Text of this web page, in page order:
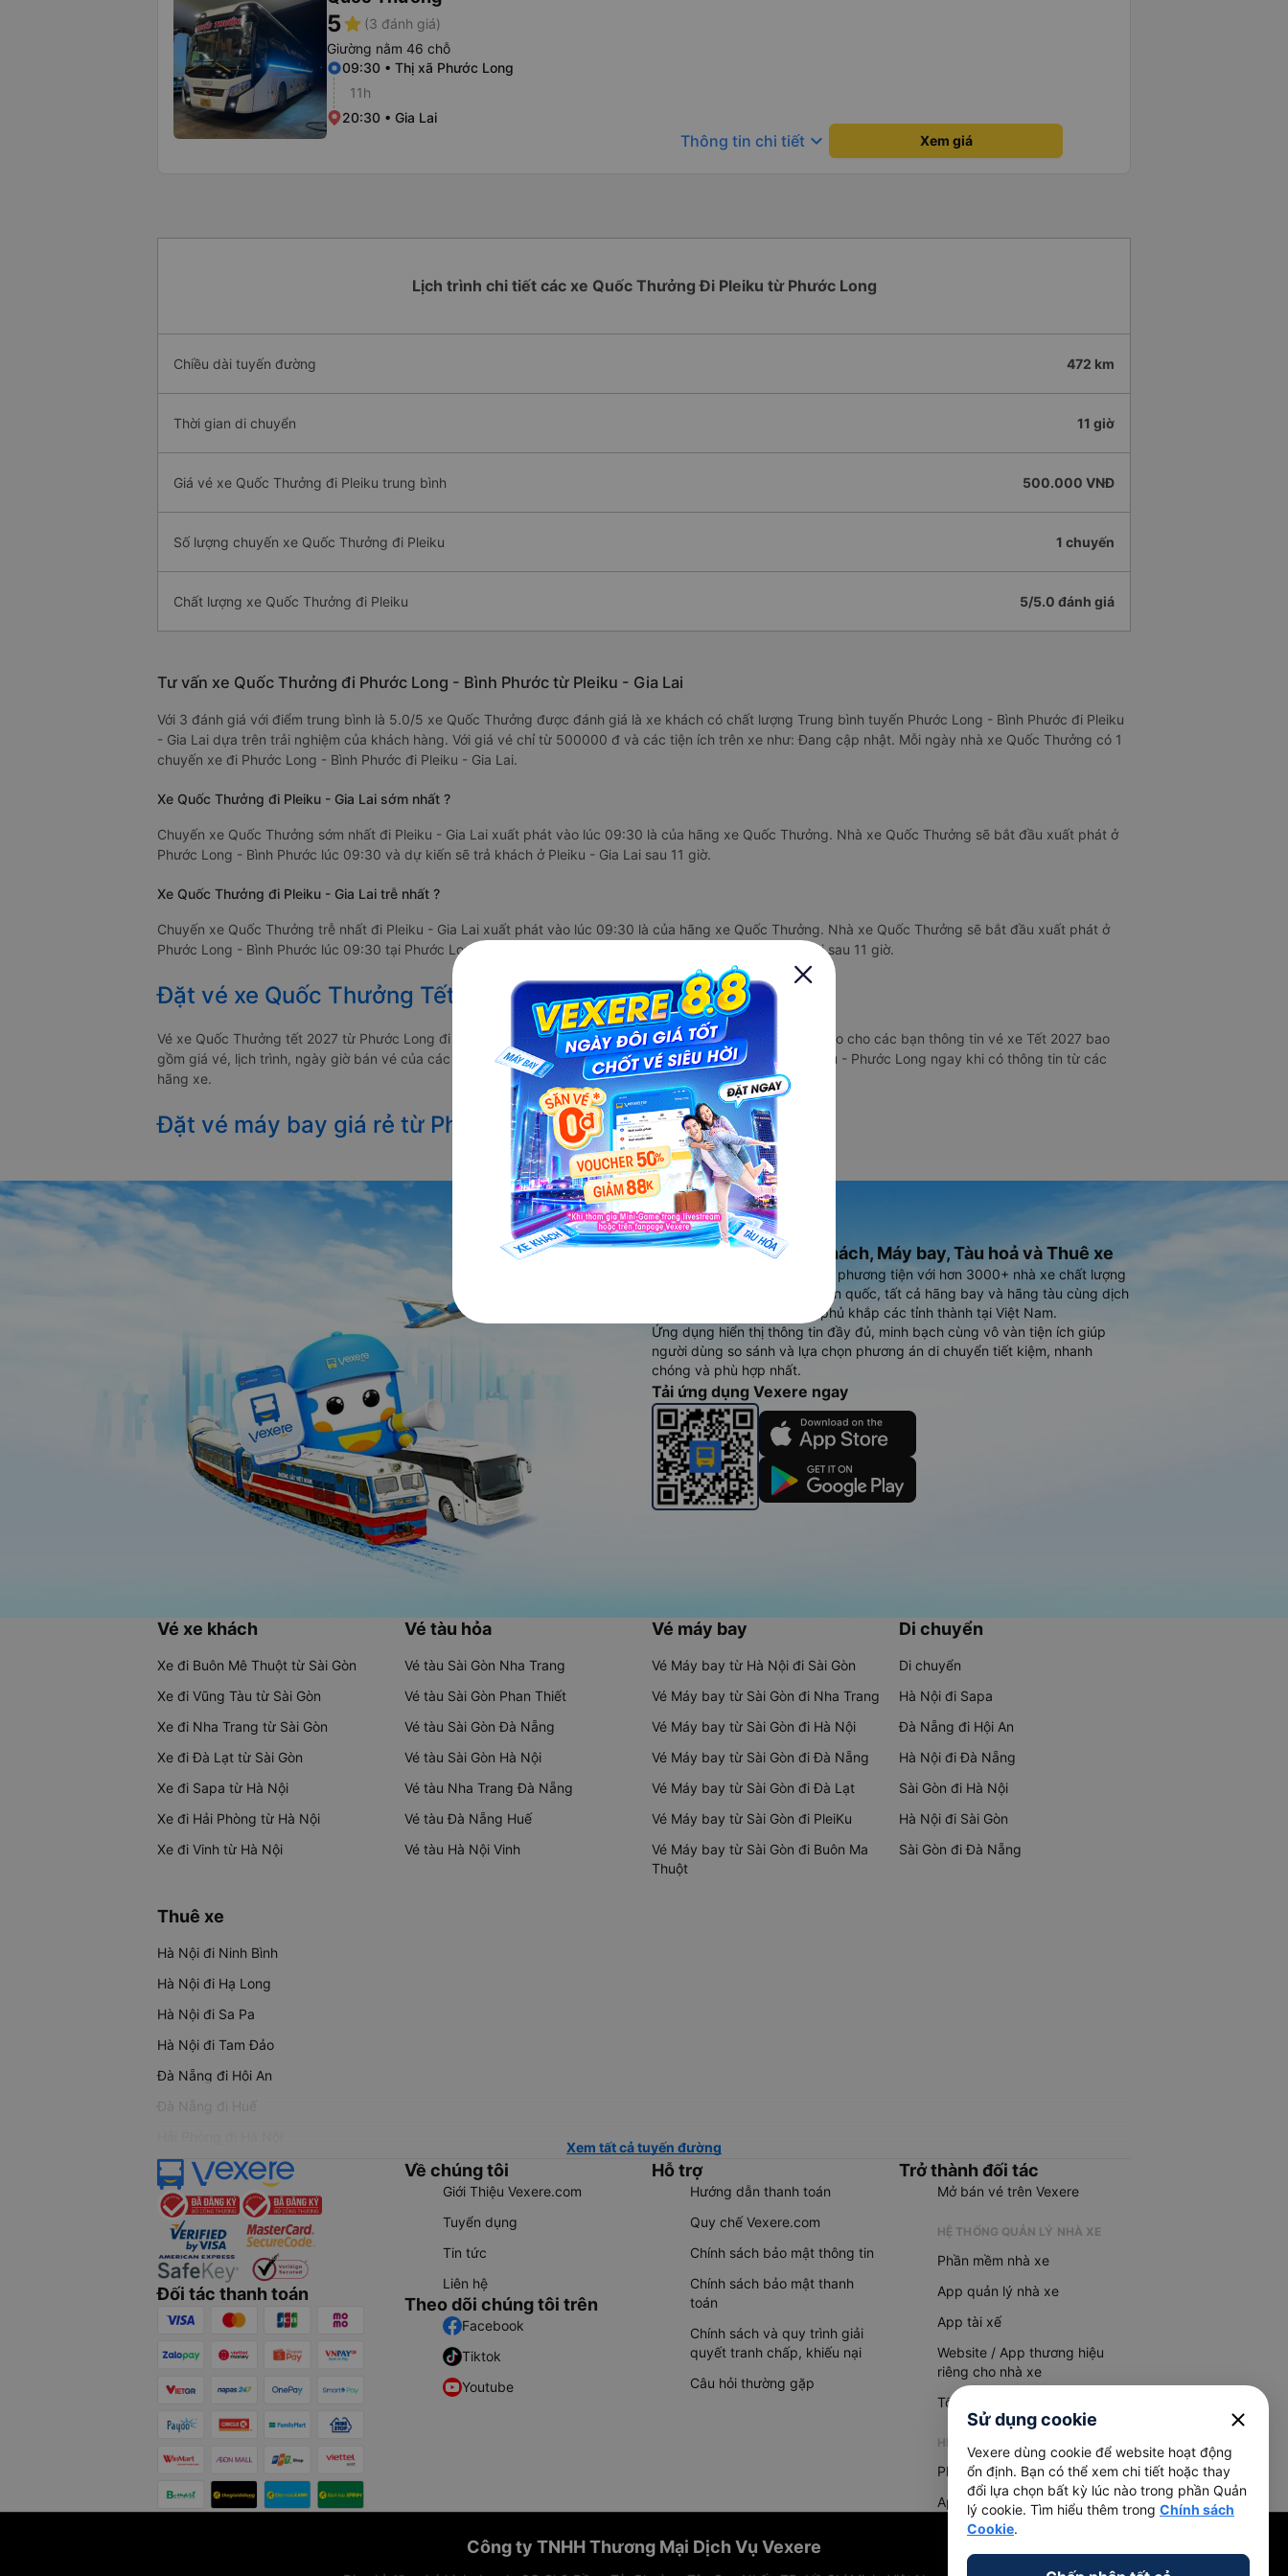
5star (3 đánh giá)
Giường nằm 46 chỗ
09:30 • Thị xã Phước Long
11h
20:30 • Gia Lai
Thông tin chi tiết keyboard_arrow_down Xem giá
Lịch trình chi tiết các xe Quốc Thưởng Đi Pleiku từ Phước Long
Chiều dài tuyến đường 472 km
Thời gian di chuyển 11 giờ
Giá vé xe Quốc Thưởng đi Pleiku trung bình 500.000 VNĐ
Số lượng chuyến xe Quốc Thưởng đi Pleiku 1 chuyến
Chất lượng xe Quốc Thưởng đi Pleiku 5/5.0 đánh giá
Tư vấn xe Quốc Thưởng đi Phước Long - Bình Phước từ Pleiku - Gia Lai
Với 3 đánh giá với điểm trung bình là 5.0/5 xe Quốc Thưởng được đánh giá là xe khách có chất lượng Trung bình tuyến Phước Long - Bình Phước đi Pleiku
- Gia Lai dựa trên trải nghiệm của khách hàng. Với giá vé chỉ từ 500000 đ và các tiện ích trên xe như: Đang cập nhật. Mỗi ngày nhà xe Quốc Thưởng có 1
chuyến xe đi Phước Long - Bình Phước đi Pleiku - Gia Lai.
Xe Quốc Thưởng đi Pleiku - Gia Lai sớm nhất ?
Chuyến xe Quốc Thưởng sớm nhất đi Pleiku - Gia Lai xuất phát vào lúc 09:30 là của hãng xe Quốc Thưởng. Nhà xe Quốc Thưởng sẽ bắt đầu xuất phát ở
Phước Long - Bình Phước lúc 09:30 và dự kiến sẽ trả khách ở Pleiku - Gia Lai sau 11 giờ.
Xe Quốc Thưởng đi Pleiku - Gia Lai trễ nhất ?
Chuyến xe Quốc Thưởng trễ nhất đi Pleiku - Gia Lai xuất phát vào lúc 09:30 là của hãng xe Quốc Thưởng. Nhà xe Quốc Thưởng sẽ bắt đầu xuất phát ở
Phước Long - Bình Phước lúc 09:30 tại Phước Long - Bình Phước và dự kiến sẽ trả khách ở Pleiku - Gia Lai sau 11 giờ.
Đặt vé xe Quốc Thưởng Tết 2027 từ Phước Long đi Pleiku
Vé xe Quốc Thưởng tết 2027 từ Phước Long đi Pleiku vẫn chưa được công bố. Vexere.com sẽ sớm thông báo cho các bạn thông tin vé xe Tết 2027 bao
gồm giá vé, lịch trình, ngày giờ bán vé của các hãng xe khách đi tuyến đường Phước Long - Pleiku và Pleiku - Phước Long ngay khi có thông tin từ các
hãng xe.
Đặt vé máy bay giá rẻ từ Phước Long đi Pleiku
Ứng dụng đặt vé Xe khách, Máy bay, Tàu hoả và Thuê xe
Vexere - ứng dụng đặt vé đa phương tiện với hơn 3000+ nhà xe chất lượng
cao, 5000+ tuyến đường toàn quốc, tất cả hãng bay và hãng tàu cùng dịch
vụ thuê xe máy, xe du lịch phủ khắp các tỉnh thành tại Việt Nam.
Ứng dụng hiển thị thông tin đầy đủ, minh bạch cùng vô vàn tiện ích giúp
người dùng so sánh và lựa chọn phương án di chuyển tiết kiệm, nhanh
chóng và phù hợp nhất.
Tải ứng dụng Vexere ngay
Vé xe khách
Xe đi Buôn Mê Thuột từ Sài Gòn
Xe đi Vũng Tàu từ Sài Gòn
Xe đi Nha Trang từ Sài Gòn
Xe đi Đà Lạt từ Sài Gòn
Xe đi Sapa từ Hà Nội
Xe đi Hải Phòng từ Hà Nội
Xe đi Vinh từ Hà Nội
Vé tàu hỏa
Vé tàu Sài Gòn Nha Trang
Vé tàu Sài Gòn Phan Thiết
Vé tàu Sài Gòn Đà Nẵng
Vé tàu Sài Gòn Hà Nội
Vé tàu Nha Trang Đà Nẵng
Vé tàu Đà Nẵng Huế
Vé tàu Hà Nội Vinh
Vé máy bay
Vé Máy bay từ Hà Nội đi Sài Gòn
Vé Máy bay từ Sài Gòn đi Nha Trang
Vé Máy bay từ Sài Gòn đi Hà Nội
Vé Máy bay từ Sài Gòn đi Đà Nẵng
Vé Máy bay từ Sài Gòn đi Đà Lạt
Vé Máy bay từ Sài Gòn đi PleiKu
Vé Máy bay từ Sài Gòn đi Buôn Ma
Thuột
Di chuyển
Di chuyển
Hà Nội đi Sapa
Đà Nẵng đi Hội An
Hà Nội đi Đà Nẵng
Sài Gòn đi Hà Nội
Hà Nội đi Sài Gòn
Sài Gòn đi Đà Nẵng
Thuê xe
Hà Nội đi Ninh Bình
Hà Nội đi Hạ Long
Hà Nội đi Sa Pa
Hà Nội đi Tam Đảo
Đà Nẵng đi Hội An
Đà Nẵng đi Huế
Xem tất cả tuyến đường
Đối tác thanh toán
Về chúng tôi
Giới Thiệu Vexere.com
Tuyển dụng
Tin tức
Liên hệ
Theo dõi chúng tôi trên
Facebook
Tiktok
Youtube
Hỗ trợ
Hướng dẫn thanh toán
Quy chế Vexere.com
Chính sách bảo mật thông tin
Chính sách bảo mật thanh
toán
Chính sách và quy trình giải
quyết tranh chấp, khiếu nại
Câu hỏi thường gặp
Trở thành đối tác
Mở bán vé trên Vexere
HỆ THỐNG QUẢN LÝ NHÀ XE
Phần mềm nhà xe
App quản lý nhà xe
App tài xế
Website / App thương hiệu
riêng cho nhà xe
Tổng đài AI
HỆ THỐNG QUẢN LÝ HÀNG HOÁ
Phần mềm quản lý hàng hoá
App quản lý hàng hoá
Công ty TNHH Thương Mại Dịch Vụ Vexere
Sử dụng cookie close
Vexere dùng cookie để website hoạt động
ổn định. Bạn có thể xem chi tiết hoặc thay
đổi lựa chọn bất kỳ lúc nào trong phần Quản
lý cookie. Tìm hiểu thêm trong Chính sách
Cookie.